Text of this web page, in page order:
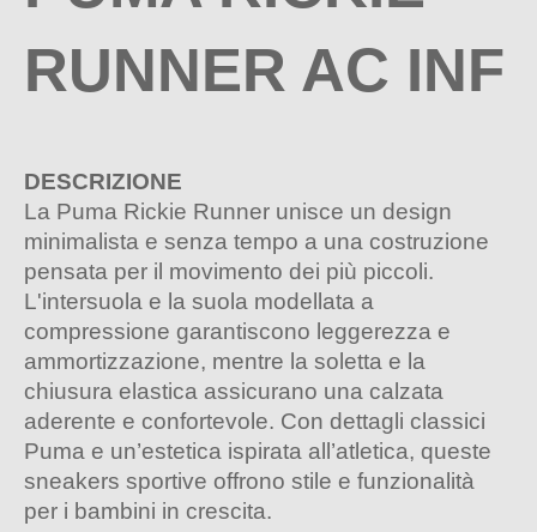
RUNNER AC INF
DESCRIZIONE
La Puma Rickie Runner unisce un design
minimalista e senza tempo a una costruzione
pensata per il movimento dei più piccoli.
L'intersuola e la suola modellata a
compressione garantiscono leggerezza e
ammortizzazione, mentre la soletta e la
chiusura elastica assicurano una calzata
aderente e confortevole. Con dettagli classici
Puma e un’estetica ispirata all’atletica, queste
sneakers sportive offrono stile e funzionalità
per i bambini in crescita.